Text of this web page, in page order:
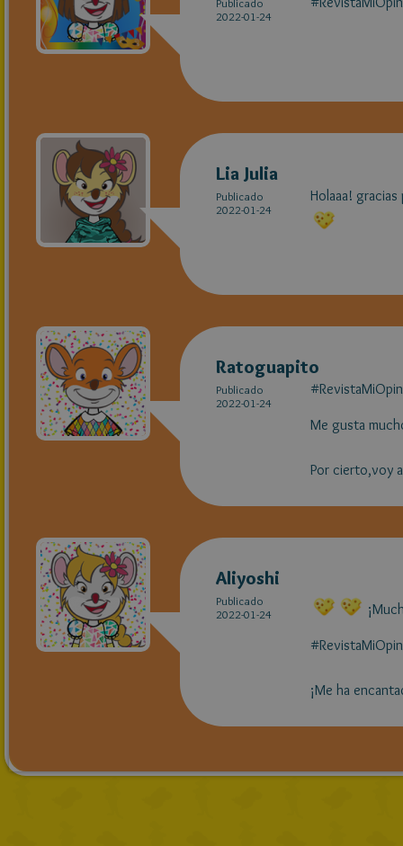
2022-01-24
Lia Julia
Publicado
2022-01-24
Holaaa!
Ratoguapito
Publicado
2022-01-24
Me gusta
Por cierto,voy
Aliyoshi
Publicado
2022-01-24
¡Me ha